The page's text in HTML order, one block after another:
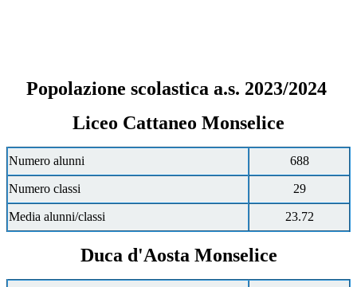
Popolazione scolastica a.s. 2023/2024
Liceo Cattaneo Monselice
Numero alunni 688
Numero classi 29
Media alunni/classi 23.72
Duca d'Aosta Monselice